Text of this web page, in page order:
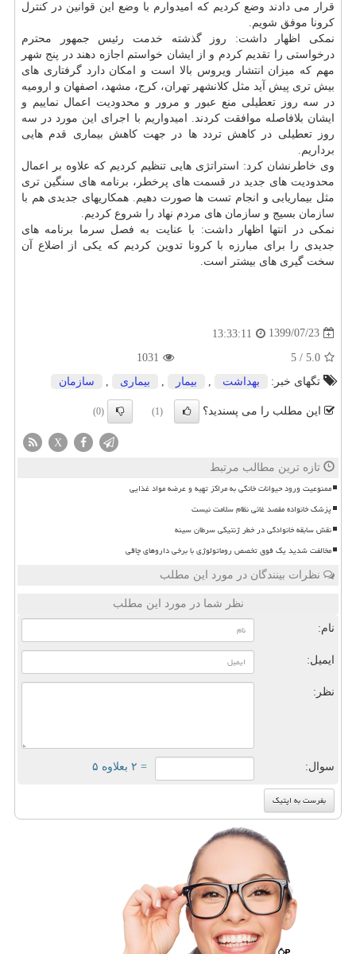
قرار می دادند وضع کردیم که امیدوارم با وضع این قوانین در کنترل
کرونا موفق شویم.
نمکی اظهار داشت: روز گذشته خدمت رئیس جمهور محترم
درخواستی را تقدیم کردم و از ایشان خواستم اجازه دهند در پنج شهر
مهم که میزان انتشار ویروس بالا است و امکان دارد گرفتاری های
بیش تری پیش آید مثل کلانشهر تهران، کرج، مشهد، اصفهان و ارومیه
در سه روز تعطیلی منع عبور و مرور و محدودیت اعمال نماییم و
ایشان بلافاصله موافقت کردند. امیدواریم با اجرای این مورد در سه
روز تعطیلی در کاهش تردد ها در جهت کاهش بیماری قدم هایی
برداریم.
وی خاطرنشان کرد: استراتژی هایی تنظیم کردیم که علاوه بر اعمال
محدودیت های جدید در قسمت های پرخطر، برنامه های سنگین تری
مثل بیماریابی و انجام تست ها صورت دهیم. همکاریهای جدیدی هم با
سازمان بسیج و سازمان های مردم نهاد را شروع کردیم.
نمکی در انتها اظهار داشت: با عنایت به فصل سرما برنامه های
جدیدی را برای مبارزه با کرونا تدوین کردیم که یکی از اضلاع آن
سخت گیری های بیشتر است.
1399/07/23
13:33:11
5.0
/
5
1031
تگهای خبر:
بهداشت بیمار بیماری سازمان
این مطلب را می پسندید؟ (1)
(0)
X
تازه ترین مطالب مرتبط
ممنوعیت ورود حیوانات خانگی به مراکز تهیه و عرضه مواد غذایی
پزشک خانواده مقصد غائی نظام سلامت نیست
نقش سابقه خانوادگی در خطر ژنتیکی سرطان سینه
مخالفت شدید یک فوق تخصص روماتولوژی با برخی داروهای چاقی
نظرات بینندگان در مورد این مطلب
نظر شما در مورد این مطلب
نام:
ایمیل:
نظر:
سوال: = ۲ بعلاوه ۵